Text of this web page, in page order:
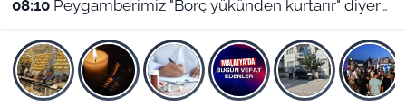
08:10 Peygamberimiz "Borç yükünden kurtarır" diyerek öğretmişti! İşte rızık duası ve 10 Ağustos Malatya ezan vakitleri
Dünya
Bölge
Malatya Trafik Yoğunluk Haritası
Süper Lig Puan Durumu ve Fikstür